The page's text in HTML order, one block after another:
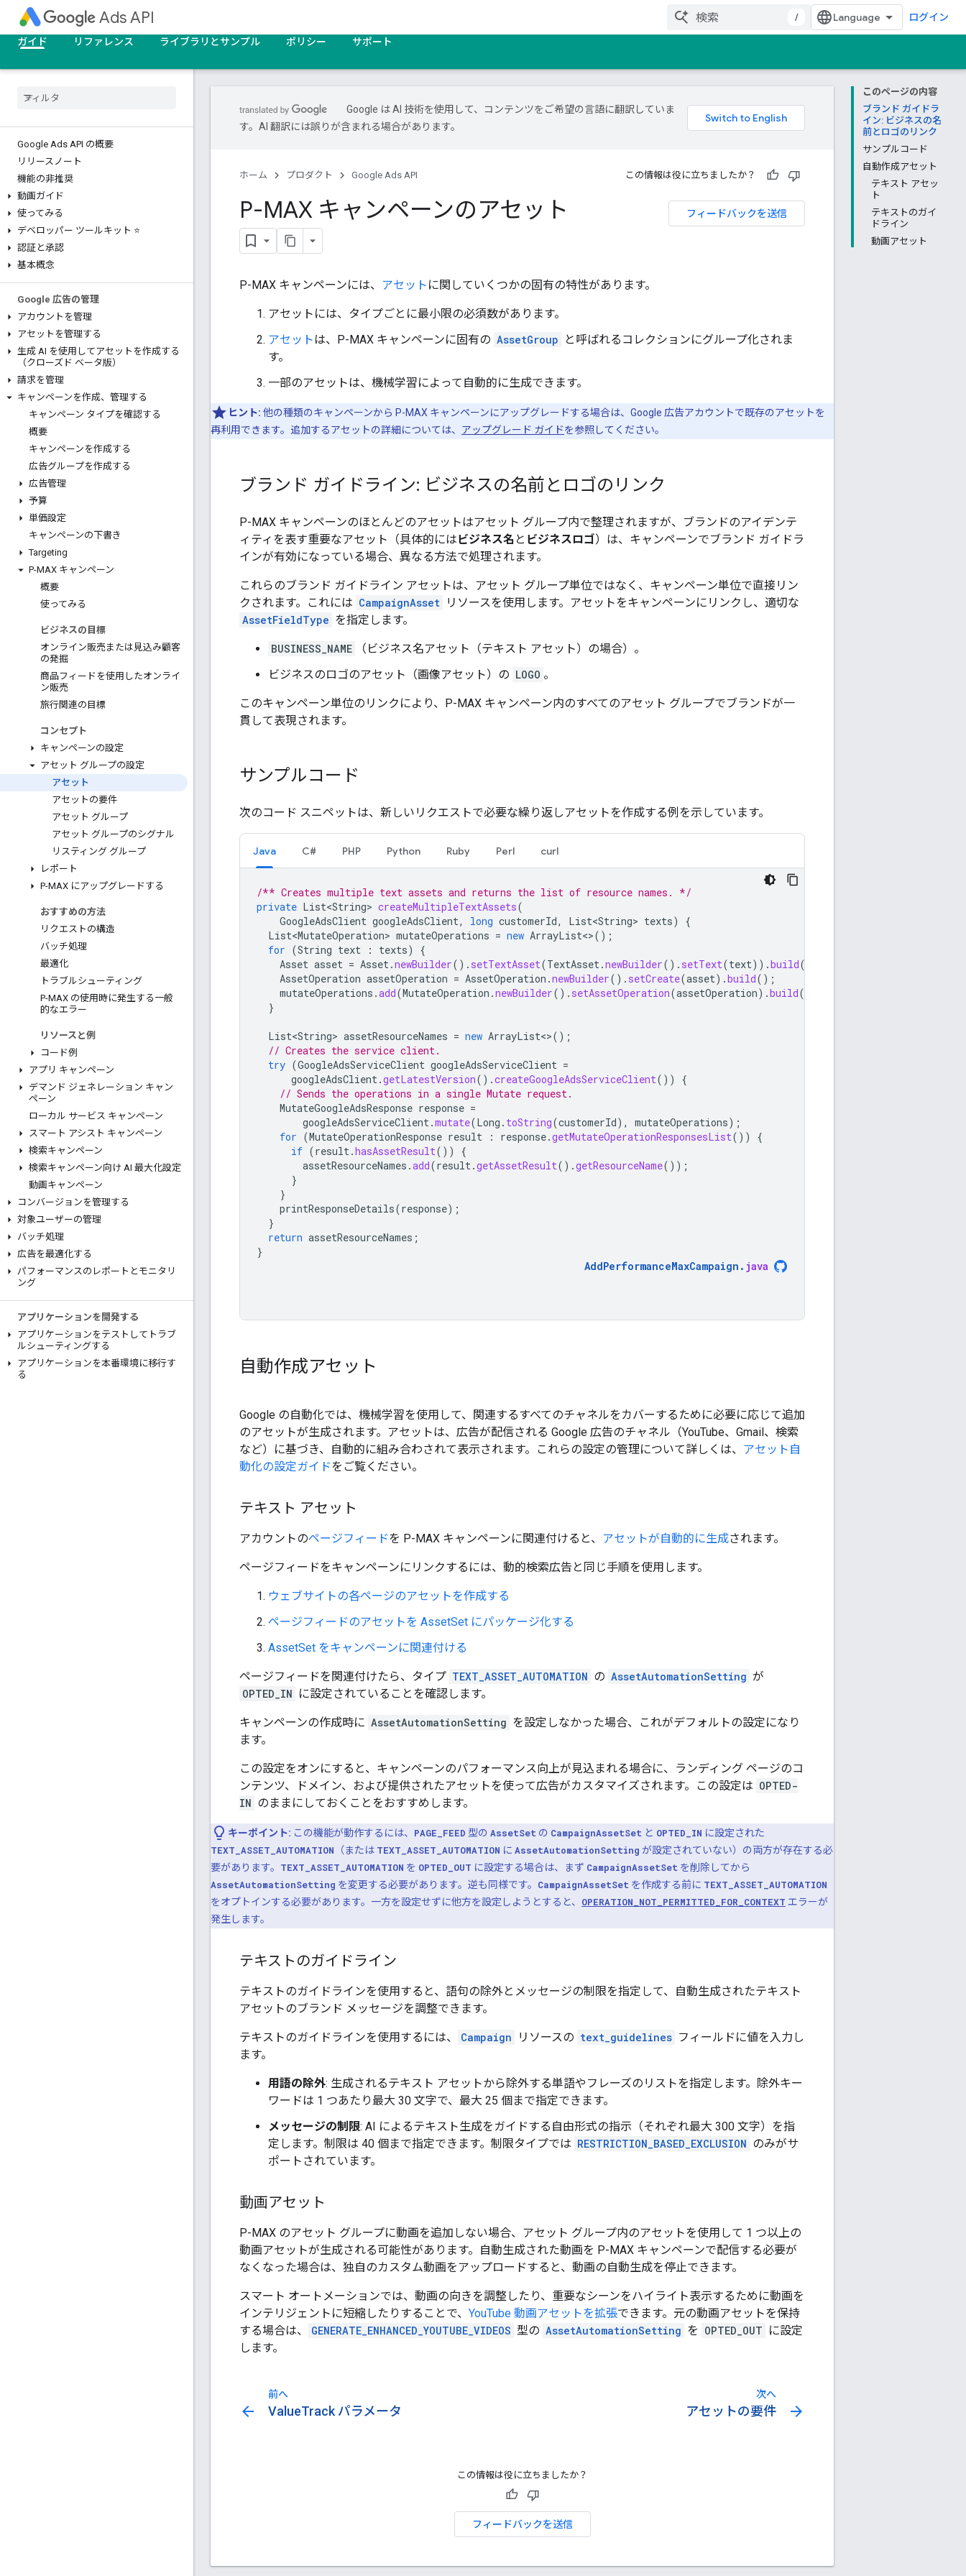
Ads API / ログイン
ガイド リファレンス ライブラリとサンプル ポリシー サポート
Google Ads API の概要
リリースノート
機能の非推奨
動画ガイド
使ってみる
デベロッパー ツールキット ⭐
認証と承認
基本概念
Google 広告の管理
アカウントを管理
アセットを管理する
生成 AI を使用してアセットを作成する
（クローズド ベータ版）
請求を管理
キャンペーンを作成、管理する
キャンペーン タイプを確認する
概要
キャンペーンを作成する
広告グループを作成する
広告管理
予算
単価設定
キャンペーンの下書き
Targeting
P-MAX キャンペーン
概要
使ってみる
ビジネスの目標
オンライン販売または見込み顧客
の発掘
商品フィードを使用したオンライ
ン販売
旅行関連の目標
コンセプト
キャンペーンの設定
アセット グループの設定
アセット
アセットの要件
アセット グループ
アセット グループのシグナル
リスティング グループ
レポート
P-MAX にアップグレードする
おすすめの方法
リクエストの構造
バッチ処理
最適化
トラブルシューティング
P-MAX の使用時に発生する一般
的なエラー
リソースと例
コード例
アプリ キャンペーン
デマンド ジェネレーション キャン
ペーン
ローカル サービス キャンペーン
スマート アシスト キャンペーン
検索キャンペーン
検索キャンペーン向け AI 最大化設定
動画キャンペーン
コンバージョンを管理する
対象ユーザーの管理
バッチ処理
広告を最適化する
パフォーマンスのレポートとモニタリ
ング
アプリケーションを開発する
アプリケーションをテストしてトラブ
ルシューティングする
アプリケーションを本番環境に移行す
る
このページの内容
ブランド ガイドラ
イン: ビジネスの名
前とロゴのリンク
サンプルコード
自動作成アセット
テキスト アセッ
ト
テキストのガイ
ドライン
動画アセット
Google は AI 技術を使用して、コンテンツをご希望の言語に翻訳していま
す。AI 翻訳には誤りが含まれる場合があります。
ホーム プロダクト Google Ads API この情報は役に立ちましたか？
フィードバックを送信
P-MAX キャンペーンのアセット
P-MAX キャンペーンには、 アセット に関していくつかの固有の特性があります。
アセットには、タイプごとに最小限の必須数があります。
アセットは、P-MAX キャンペーンに固有の AssetGroup
と呼ばれるコレクションにグループ化されま
す。
一部のアセットは、機械学習によって自動的に生成できます。
ヒント: 他の種類のキャンペーンから P-MAX キャンペーンにアップグレードする場合は、Google 広告アカウントで既存のアセットを
再利用できます。追加するアセットの詳細については、 アップグレード ガイドを参照してください。
ブランド ガイドライン: ビジネスの名前とロゴのリンク
P-MAX キャンペーンのほとんどのアセットはアセット グループ内で整理されますが、ブランドのアイデンテ
ィティを表す重要なアセット（具体的にはビジネス名 と ビジネスロゴ）は、キャンペーンでブランド ガイドラ
インが有効になっている場合、異なる方法で処理されます。
これらのブランド ガイドライン アセットは、アセット グループ単位ではなく、キャンペーン単位で直接リン
クされます。これには CampaignAsset リソースを使用します。アセットをキャンペーンにリンクし、適切な
AssetFieldType を指定します。
BUSINESS_NAME
（ビジネス名アセット（テキスト アセット）の場合）。
ビジネスのロゴのアセット（画像アセット）の LOGO 。
このキャンペーン単位のリンクにより、P-MAX キャンペーン内のすべてのアセット グループでブランドが一
貫して表現されます。
サンプルコード
次のコード スニペットは、新しいリクエストで必要な繰り返しアセットを作成する例を示しています。
Java C# PHP Python Ruby Perl curl
/** Creates multiple text assets and returns the list of resource names. */
private List<String> createMultipleTextAssets(
GoogleAdsClient googleAdsClient, long customerId, List<String> texts)
{
List<MutateOperation> mutateOperations = new ArrayList<>();
for (String text : texts)
{
Asset asset = Asset.newBuilder(). setTextAsset(TextAsset.newBuilder(). setText(text)).build();
AssetOperation assetOperation = AssetOperation .newBuilder(). setCreate(asset).build();
mutateOperations .add(MutateOperation .newBuilder(). setAssetOperation(assetOperation).build());
}
List<String> assetResourceNames = new ArrayList<>();
// Creates the service client.
try (GoogleAdsServiceClient googleAdsServiceClient =
googleAdsClient.getLatestVersion().createGoogleAdsServiceClient())
{
// Sends the operations in a single Mutate request.
MutateGoogleAdsResponse response =
googleAdsServiceClient.mutate(Long . toString(customerId), mutateOperations);
for (MutateOperationResponse result : response.getMutateOperationResponsesList())
{
if (result.hasAssetResult())
{
assetResourceNames .add(result.getAssetResult().getResourceName());
}
}
printResponseDetails(response);
}
return assetResourceNames ;
}
AddPerformanceMaxCampaign . java
自動作成アセット
Google の自動化では、機械学習を使用して、関連するすべてのチャネルをカバーするために必要に応じて追加
のアセットが生成されます。アセットは、広告が配信される Google 広告のチャネル（YouTube、Gmail、検索
など）に基づき、自動的に組み合わされて表示されます。これらの設定の管理について詳しくは、 アセット自
動化の設定ガイドをご覧ください。
テキスト アセット
アカウントのページフィードを P-MAX キャンペーンに関連付けると、 アセットが自動的に生成されます。
ページフィードをキャンペーンにリンクするには、動的検索広告と同じ手順を使用します。
ウェブサイトの各ページのアセットを作成する
ページフィードのアセットを AssetSet にパッケージ化する
AssetSet をキャンペーンに関連付ける
ページフィードを関連付けたら、タイプ TEXT_ASSET_AUTOMATION の AssetAutomationSetting が
OPTED_IN に設定されていることを確認します。
キャンペーンの作成時に AssetAutomationSetting を設定しなかった場合、これがデフォルトの設定になり
ます。
この設定をオンにすると、キャンペーンのパフォーマンス向上が見込まれる場合に、ランディング ページのコ
ンテンツ、ドメイン、および提供されたアセットを使って広告がカスタマイズされます。この設定は OPTED-
IN のままにしておくことをおすすめします。
キーポイント: この機能が動作するには、 PAGE_FEED 型の AssetSet の CampaignAssetSet と OPTED_IN に設定された
TEXT_ASSET_AUTOMATION （または TEXT_ASSET_AUTOMATION に AssetAutomationSetting が設定されていない）の両方が存在する必
要があります。 TEXT_ASSET_AUTOMATION を OPTED_OUT に設定する場合は、まず CampaignAssetSet を削除してから
AssetAutomationSetting を変更する必要があります。逆も同様です。 CampaignAssetSet を作成する前に TEXT_ASSET_AUTOMATION
をオプトインする必要があります。一方を設定せずに他方を設定しようとすると、 OPERATION_NOT_PERMITTED_FOR_CONTEXT エラーが
発生します。
テキストのガイドライン
テキストのガイドラインを使用すると、語句の除外とメッセージの制限を指定して、自動生成されたテキスト
アセットのブランド メッセージを調整できます。
テキストのガイドラインを使用するには、 Campaign リソースの text_guidelines フィールドに値を入力し
ます。
用語の除外: 生成されるテキスト アセットから除外する単語やフレーズのリストを指定します。除外キー
ワードは 1 つあたり最大 30 文字で、最大 25 個まで指定できます。
メッセージの制限: AI によるテキスト生成をガイドする自由形式の指示（それぞれ最大 300 文字）を指
定します。制限は 40 個まで指定できます。制限タイプでは RESTRICTION_BASED_EXCLUSION のみがサ
ポートされています。
動画アセット
P-MAX のアセット グループに動画を追加しない場合、アセット グループ内のアセットを使用して 1 つ以上の
動画アセットが生成される可能性があります。自動生成された動画を P-MAX キャンペーンで配信する必要が
なくなった場合は、独自のカスタム動画をアップロードすると、動画の自動生成を停止できます。
スマート オートメーションでは、動画の向きを調整したり、重要なシーンをハイライト表示するために動画を
インテリジェントに短縮したりすることで、 YouTube 動画アセットを拡張できます。元の動画アセットを保持
する場合は、
GENERATE_ENHANCED_YOUTUBE_VIDEOS 型の AssetAutomationSetting を OPTED_OUT に設定
します。
前へ
arrow_back ValueTrack パラメータ
次へ
アセットの要件 arrow_forward
この情報は役に立ちましたか？
フィードバックを送信